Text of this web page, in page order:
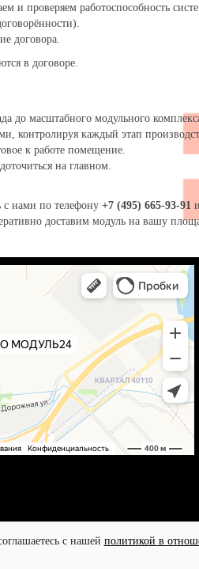
и проверяем работоспособность
договора.
в договоре.
до масштабного модульного
контролируя каждый этап
к работе помещение.
на главном.
с нами по телефону +7 (495) 665-93-91
доставим модуль на вашу
с нашей политикой в